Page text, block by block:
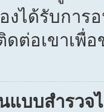
ได้รับการ
ต่อเขาเพื่
แบบสำรวจ